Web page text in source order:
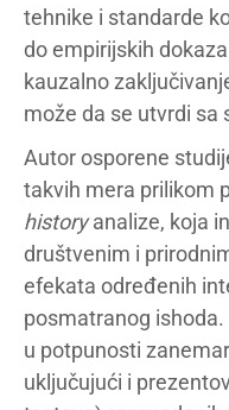
tehnike i standarde
do empirijskih
kauzalno
može da se utvrdi sa
Autor osporene
takvih mera prilikom
historyanalize, koja
društvenim i
efekata određenih
posmatranog
u potpunosti
uključujući i